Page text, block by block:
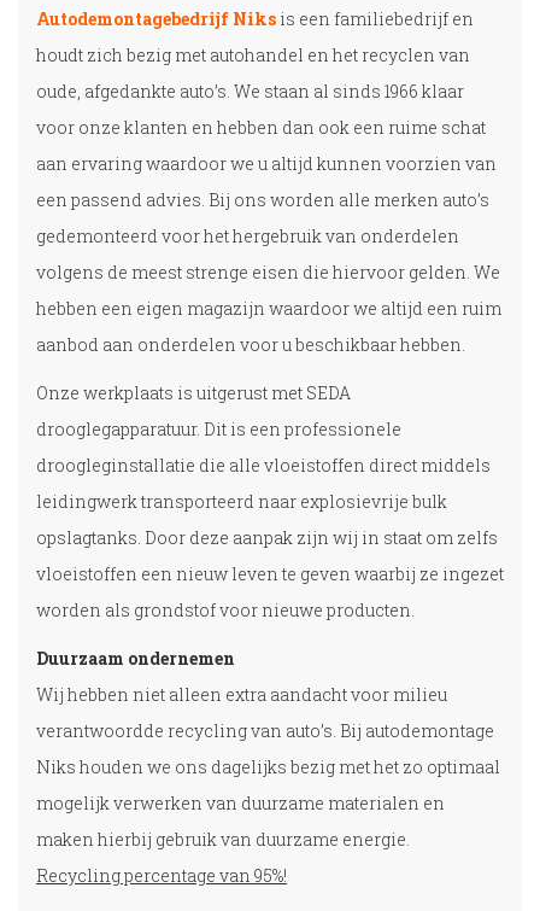
Autodemontagebedrijf Niks is een familiebedrijf en
houdt zich bezig met autohandel en het recyclen van
oude, afgedankte auto’s. We staan al sinds 1966 klaar
voor onze klanten en hebben dan ook een ruime schat
aan ervaring waardoor we u altijd kunnen voorzien van
een passend advies. Bij ons worden alle merken auto’s
gedemonteerd voor het hergebruik van onderdelen
volgens de meest strenge eisen die hiervoor gelden. We
hebben een eigen magazijn waardoor we altijd een ruim
aanbod aan onderdelen voor u beschikbaar hebben.
Onze werkplaats is uitgerust met SEDA
drooglegapparatuur. Dit is een professionele
droogleginstallatie die alle vloeistoffen direct middels
leidingwerk transporteerd naar explosievrije bulk
opslagtanks. Door deze aanpak zijn wij in staat om zelfs
vloeistoffen een nieuw leven te geven waarbij ze ingezet
worden als grondstof voor nieuwe producten.
Duurzaam ondernemen
Wij hebben niet alleen extra aandacht voor milieu
verantwoordde recycling van auto’s. Bij autodemontage
Niks houden we ons dagelijks bezig met het zo optimaal
mogelijk verwerken van duurzame materialen en
maken hierbij gebruik van duurzame energie.
Recycling percentage van 95%!